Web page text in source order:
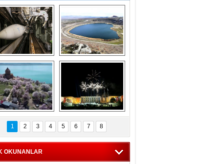
Askeri gemi
terk
gemilerin
etkileyici
görüntüleri
Kapadokya'nın
ilkbaharda bir başka
güzel
kalan
Akdamar Adası
çiçekleri ile
bir güzellik
Haftanın
fotoğrafları
1 2 3 4 5 6 7 8
OKUNANLAR